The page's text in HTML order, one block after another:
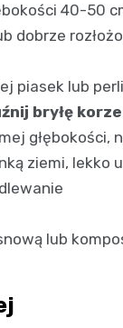
40-50
dobrze
piasek lub
bryłę
głębokości,
ziemi, lekko
lub